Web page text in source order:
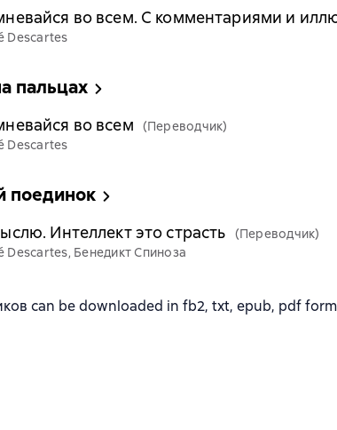
во всем. С комментариями и
Descartes
пальцах
во всем
(Переводчик)
Descartes
поединок
Интеллект это страсть
(Переводчик)
Descartes, Бенедикт Спиноза
can be downloaded in fb2, txt, epub, pdf